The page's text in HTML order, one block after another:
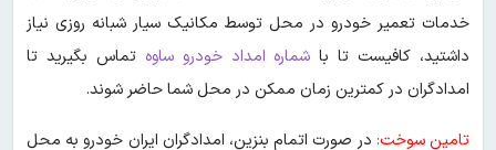
خدمات تعمیر خودرو در محل توسط مکانیک سیار شبانه روزی نیاز
داشتید، کافیست تا با شماره امداد خودرو ساوهتماس بگیرید تا
امدادگران در کمترین زمان ممکن در محل شما حاضر شوند.
تامین سوخت: در صورت اتمام بنزین، امدادگران ایران خودرو به محل